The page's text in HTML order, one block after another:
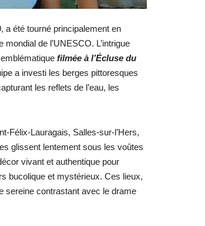
a été tourné principalement en
de l’UNESCO. L’intrigue
filmée à l’Écluse du
a investi les berges pittoresques
les reflets de l’eau, les
Félix-Lauragais, Salles-sur-l’Hers,
glissent lentement sous les voûtes
vivant et authentique pour
bucolique et mystérieux. Ces lieux,
sereine contrastant avec le drame